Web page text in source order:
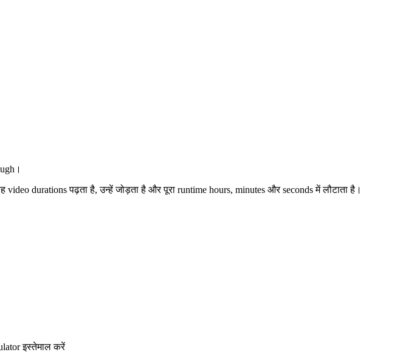
durations पढ़ता है, उन्हें जोड़ता है और पूरा runtime hours, minutes और seconds में लौटाता है।
इस्तेमाल करें